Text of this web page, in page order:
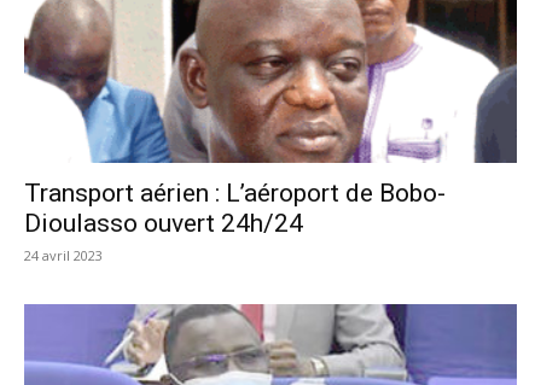
Transport aérien : L’aéroport de Bobo-
Dioulasso ouvert 24h/24
24 avril 2023